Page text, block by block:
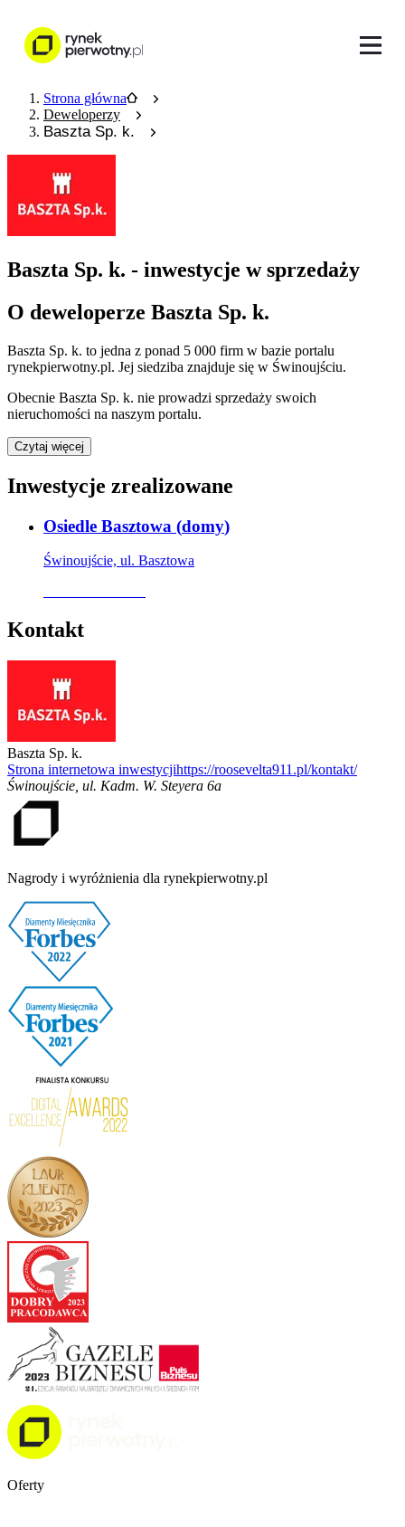
Strona główna
Deweloperzy
Baszta Sp. k.
Baszta Sp. k. - inwestycje w sprzedaży
O deweloperze Baszta Sp. k.
Baszta Sp. k. to jedna z ponad 5 000 firm w bazie portalu
rynekpierwotny.pl. Jej siedziba znajduje się w Świnoujściu.
Obecnie Baszta Sp. k. nie prowadzi sprzedaży swoich
nieruchomości na naszym portalu.
Czytaj więcej
Inwestycje zrealizowane
Osiedle Basztowa (domy)
Świnoujście, ul. Basztowa
Kontakt
Baszta Sp. k.
Strona internetowa inwestycjihttps://roosevelta911.pl/kontakt/
Świnoujście ul. Kadm. W. Steyera 6a
Nagrody i wyróżnienia dla rynekpierwotny.pl
Oferty